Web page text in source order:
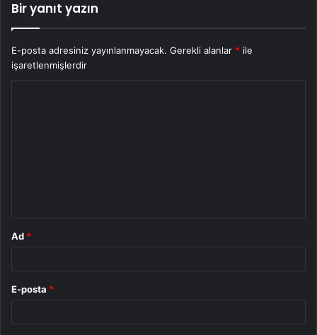
Bir yanıt yazın
E-posta adresiniz yayınlanmayacak. Gerekli alanlar * ile
işaretlenmişlerdir
Ad *
E-posta *